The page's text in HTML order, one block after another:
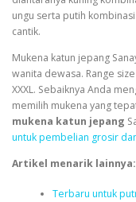
ungu serta putih
cantik.
Mukena katun jepang
wanita dewasa. Range
XXXL. Sebaiknya Anda
memilih mukena yang
mukena katun jepang
untuk pembelian grosir
Artikel menarik lainnya:
Terbaru untuk